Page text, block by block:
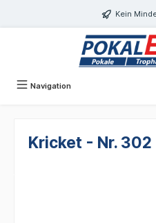
Kein
Navigation
Kricket - Nr. 302